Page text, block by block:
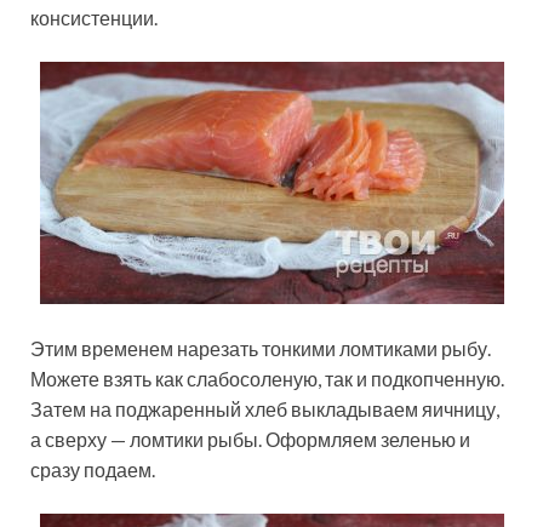
консистенции.
Этим временем нарезать тонкими ломтиками рыбу.
Можете взять как слабосоленую, так и подкопченную.
Затем на поджаренный хлеб выкладываем яичницу,
а сверху — ломтики рыбы. Оформляем зеленью и
сразу подаем.